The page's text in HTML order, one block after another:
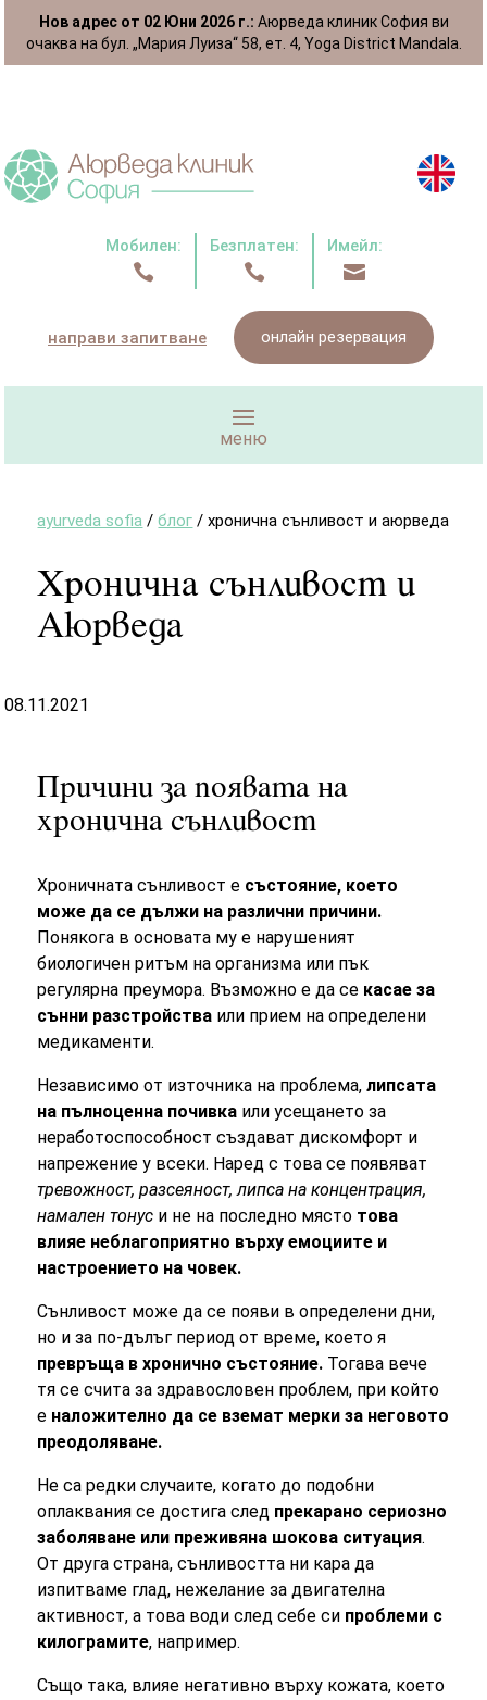
Нов адрес от 02 Юни 2026 г.: Аюрведа клиник София ви
очаква на бул. „Мария Луиза“ 58, ет. 4, Yoga District Mandala.
Мобилен:

Безплатен:

Имейл:

направи запитване онлайн резервация
ayurveda sofia /блог /хронична сънливост и аюрведа
Хронична сънливост и
Аюрведа
08.11.2021
Причини за появата на
хронична сънливост
Хроничната сънливост е състояние, което
може да се дължи на различни причини.
Понякога в основата му е нарушеният
биологичен ритъм на организма или пък
регулярна преумора. Възможно е да се касае за
сънни разстройства или прием на определени
медикаменти.
Независимо от източника на проблема,липсата
на пълноценна почивка или усещането за
неработоспособност създават дискомфорт и
напрежение у всеки. Наред с това се появяват
тревожност, разсеяност, липса на концентрация,
намален тонус и не на последно място това
влияе неблагоприятно върху емоциите и
настроението на човек.
Сънливост може да се появи в определени дни,
но и за по-дълъг период от време, което я
превръща в хронично състояние. Тогава вече
тя се счита за здравословен проблем, при който
е наложително да се вземат мерки за неговото
преодоляване.
Не са редки случаите, когато до подобни
оплаквания се достига след прекарано сериозно
заболяване или преживяна шокова ситуация.
От друга страна, сънливостта ни кара да
изпитваме глад, нежелание за двигателна
активност, а това води след себе си проблеми с
килограмите, например.
Също така, влияе негативно върху кожата, което